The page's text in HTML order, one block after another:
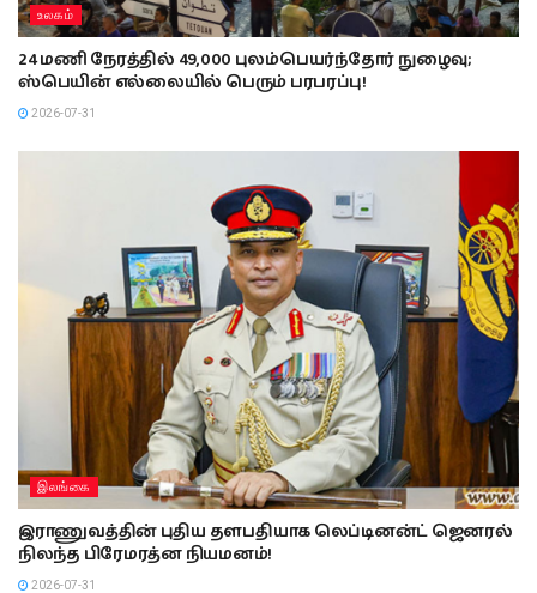
உலகம்
24 மணி நேரத்தில் 49,000 புலம்பெயர்ந்தோர் நுழைவு;
ஸ்பெயின் எல்லையில் பெரும் பரபரப்பு!
2026-07-31
இலங்கை
இராணுவத்தின் புதிய தளபதியாக லெப்டினன்ட் ஜெனரல்
நிலந்த பிரேமரத்ன நியமனம்!
2026-07-31